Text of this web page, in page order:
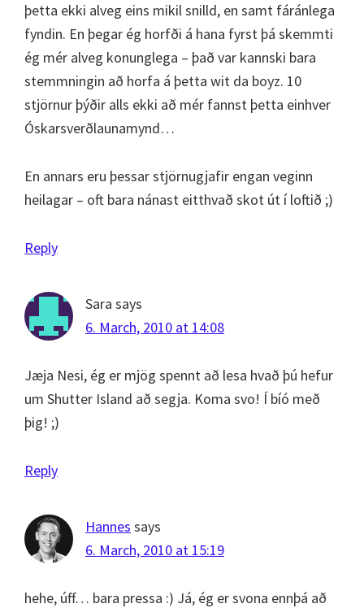
þetta ekki alveg eins mikil snilld, en samt fáránlega
fyndin. En þegar ég horfði á hana fyrst þá skemmti
ég mér alveg konunglega – það var kannski bara
stemmningin að horfa á þetta wit da boyz. 10
stjörnur þýðir alls ekki að mér fannst þetta einhver
Óskarsverðlaunamynd…
En annars eru þessar stjörnugjafir engan veginn
heilagar – oft bara nánast eitthvað skot út í loftið ;)
Reply
Sara says
6. March, 2010 at 14:08
Jæja Nesi, ég er mjög spennt að lesa hvað þú hefur
um Shutter Island að segja. Koma svo! Í bíó með
þig! ;)
Reply
Hannes says
6. March, 2010 at 15:19
hehe, úff… bara pressa :) Já, ég er svona ennþá að